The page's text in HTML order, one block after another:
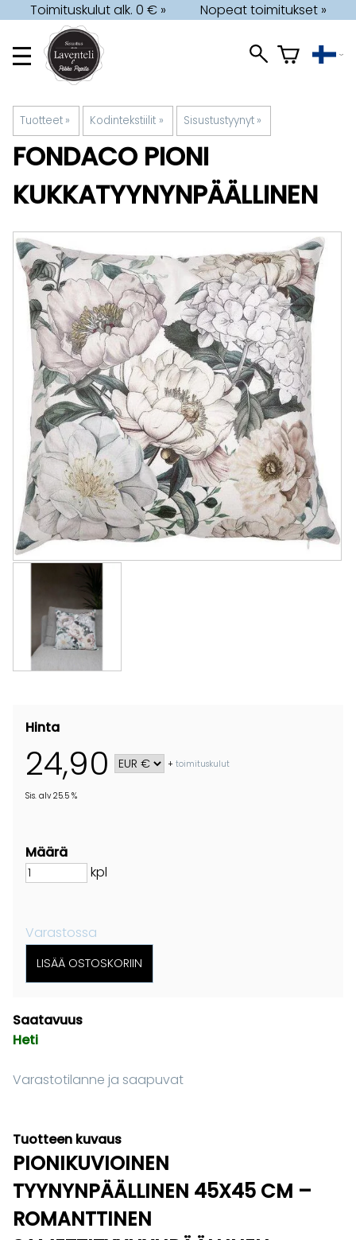
Toimituskulut alk. 0 € » Nopeat toimitukset »
Tuotteet ‪» Kodintekstiilit ‪» Sisustustyynyt ‪»
FONDACO PIONI
KUKKATYYNYNPÄÄLLINEN
Hinta
24,90 +toimituskulut
Sis. alv 25.5 %
Määrä
kpl
Varastossa
Saatavuus
Heti
Varastotilanne ja saapuvat
Tuotteen kuvaus
PIONIKUVIOINEN
TYYNYNPÄÄLLINEN 45X45 CM –
ROMANTTINEN